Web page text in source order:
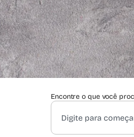
Encontre o que você